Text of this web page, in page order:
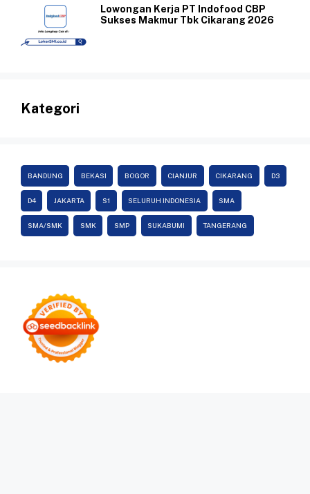
Lowongan Kerja PT Indofood CBP
Sukses Makmur Tbk Cikarang 2026
Kategori
BANDUNG BEKASI BOGOR CIANJUR CIKARANG D3
D4 JAKARTA S1 SELURUH INDONESIA SMA
SMA/SMK SMK SMP SUKABUMI TANGERANG